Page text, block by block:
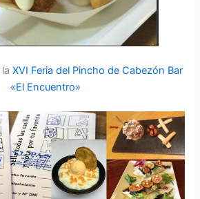
XVI Feria del Pincho de Cabezón Bar
«El Encuentro»